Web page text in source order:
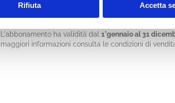
Rifiuta Accetta
ricerca trasversale
con le altre pubblicazioni in
Modalità di abbonamento
L'abbonamento ha validità dal 1°gennaio al 31
maggiori informazioni consulta le condizioni di